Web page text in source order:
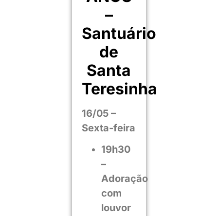
–
Santuário
de
Santa
Teresinha
16/05 –
Sexta-feira
19h30
–
Adoração
com
louvor